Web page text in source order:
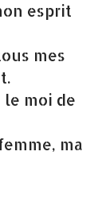
esprit
mes
moi de
ma